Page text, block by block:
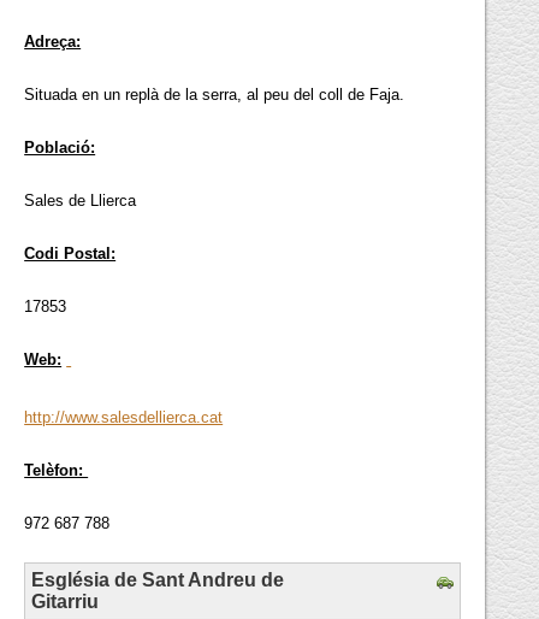
Adreça:
Situada en un replà de la serra, al peu del coll de Faja.
Població:
Sales de Llierca
Codi Postal:
17853
Web:
http://www.salesdellierca.cat
Telèfon:
972 687 788
Església de Sant Andreu de
Gitarriu